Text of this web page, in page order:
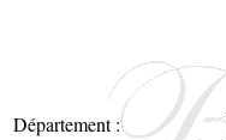
Département :